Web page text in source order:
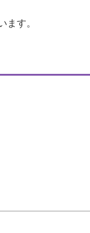
す。